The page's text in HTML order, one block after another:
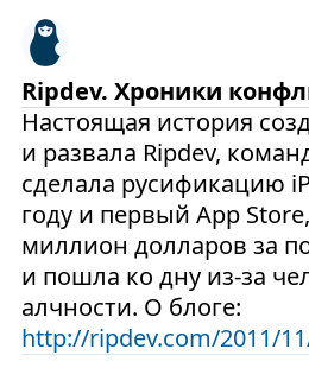
Ripdev. Хроники
Настоящая история
и развала Ripdev,
сделала русификацию
году и первый App
миллион долларов за
и пошла ко дну из-за
алчности. О блоге:
http://ripdev.com/2011/